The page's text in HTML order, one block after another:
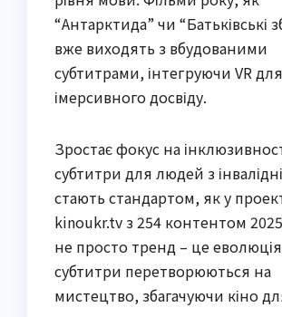
“Антарктида” чи “Батьківські
вже виходять з вбудованими
субтитрами, інтегруючи VR для
імерсивного досвіду.
Зростає фокус на
субтитри для людей з
стають стандартом, як у
kinoukr.tv з 254 контентом
не просто тренд – це
субтитри перетворюються на
мистецтво, збагачуючи кіно